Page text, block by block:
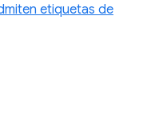
etiquetas de